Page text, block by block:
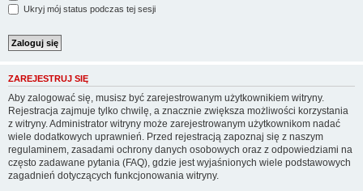
Ukryj mój status podczas tej sesji
ZAREJESTRUJ SIĘ
Aby zalogować się, musisz być zarejestrowanym użytkownikiem witryny.
Rejestracja zajmuje tylko chwilę, a znacznie zwiększa możliwości korzystania
z witryny. Administrator witryny może zarejestrowanym użytkownikom nadać
wiele dodatkowych uprawnień. Przed rejestracją zapoznaj się z naszym
regulaminem, zasadami ochrony danych osobowych oraz z odpowiedziami na
często zadawane pytania (FAQ), gdzie jest wyjaśnionych wiele podstawowych
zagadnień dotyczących funkcjonowania witryny.